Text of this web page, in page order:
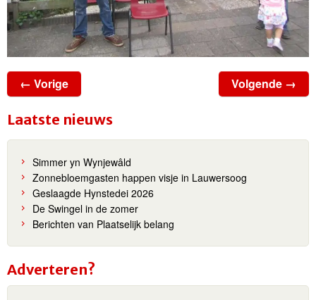
← Vorige Volgende →
Laatste nieuws
Simmer yn Wynjewâld
Zonnebloemgasten happen visje in Lauwersoog
Geslaagde Hynstedei 2026
De Swingel in de zomer
Berichten van Plaatselijk belang
Adverteren?